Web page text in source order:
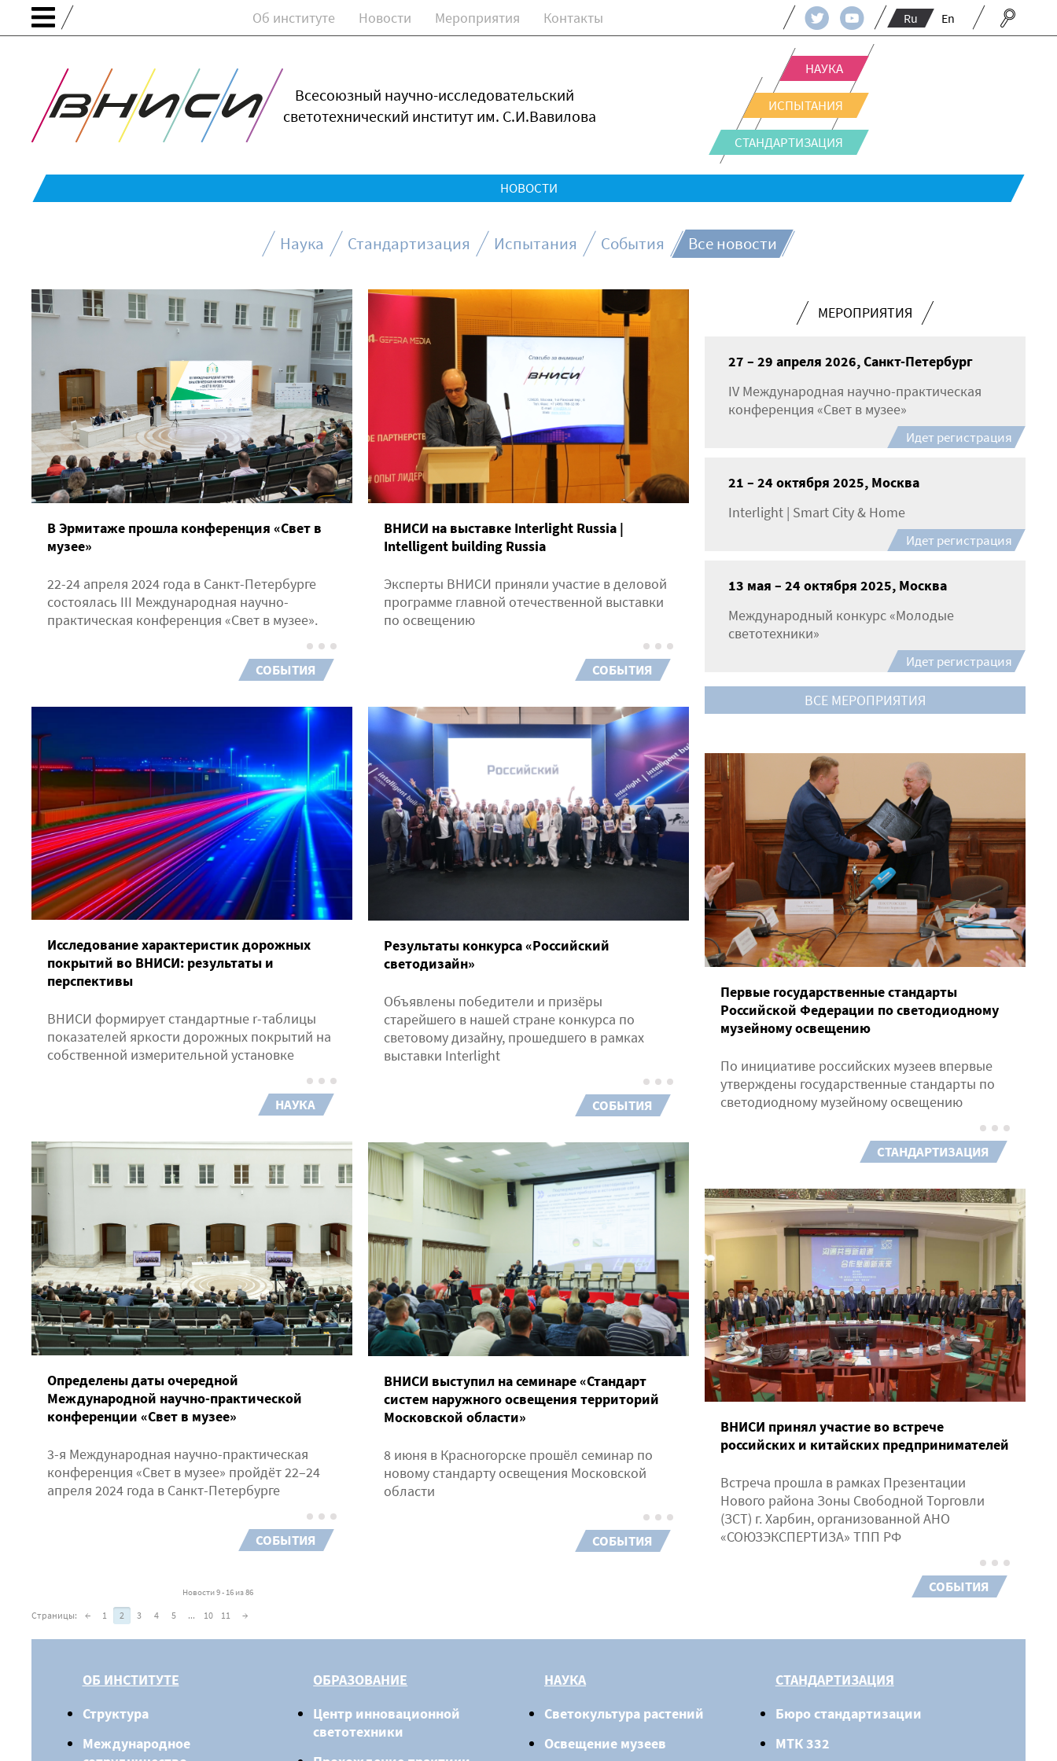
Об институте Новости Мероприятия Контакты Ru En
Всесоюзный научно-исследовательский
светотехнический институт им. С.И.Вавилова
НАУКА
ИСПЫТАНИЯ
СТАНДАРТИЗАЦИЯ
НОВОСТИ
Наука Стандартизация Испытания События Все новости
В Эрмитаже прошла конференция «Свет в
музее»
22-24 апреля 2024 года в Санкт-Петербурге
состоялась III Международная научно-
практическая конференция «Свет в музее».
СОБЫТИЯ
ВНИСИ на выставке Interlight Russia |
Intelligent building Russia
Эксперты ВНИСИ приняли участие в деловой
программе главной отечественной выставки
по освещению
СОБЫТИЯ
Результаты конкурса «Российский
светодизайн»
Объявлены победители и призёры
старейшего в нашей стране конкурса по
световому дизайну, прошедшего в рамках
выставки Interlight
СОБЫТИЯ
Исследование характеристик дорожных
покрытий во ВНИСИ: результаты и
перспективы
ВНИСИ формирует стандартные r-таблицы
показателей яркости дорожных покрытий на
собственной измерительной установке
НАУКА
Первые государственные стандарты
Российской Федерации по светодиодному
музейному освещению
По инициативе российских музеев впервые
утверждены государственные стандарты по
светодиодному музейному освещению
СТАНДАРТИЗАЦИЯ
Определены даты очередной
Международной научно-практической
конференции «Свет в музее»
3-я Международная научно-практическая
конференция «Свет в музее» пройдёт 22–24
апреля 2024 года в Санкт-Петербурге
СОБЫТИЯ
ВНИСИ выступил на семинаре «Стандарт
систем наружного освещения территорий
Московской области»
8 июня в Красногорске прошёл семинар по
новому стандарту освещения Московской
области
СОБЫТИЯ
ВНИСИ принял участие во встрече
российских и китайских предпринимателей
Встреча прошла в рамках Презентации
Нового района Зоны Свободной Торговли
(ЗСТ) г. Харбин, организованной АНО
«СОЮЗЭКСПЕРТИЗА» ТПП РФ
СОБЫТИЯ
Новости 9 - 16 из 86
Страницы: ← 1 2 3 4 5 ... 10 11 →
МЕРОПРИЯТИЯ
27 – 29 апреля 2026, Санкт-Петербург
IV Международная научно-практическая
конференция «Свет в музее»
Идет регистрация
21 – 24 октября 2025, Москва
Interlight | Smart City & Home
Идет регистрация
13 мая – 24 октября 2025, Москва
Международный конкурс «Молодые
светотехники»
Идет регистрация
ВСЕ МЕРОПРИЯТИЯ
ОБ ИНСТИТУТЕ
Структура
Международное
ОБРАЗОВАНИЕ
Центр инновационной
светотехники
НАУКА
Светокультура растений
Освещение музеев
СТАНДАРТИЗАЦИЯ
Бюро стандартизации
МТК 332